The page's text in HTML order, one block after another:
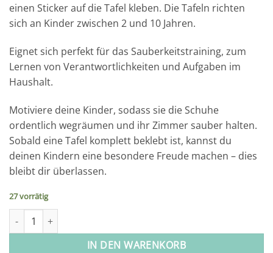
einen Sticker auf die Tafel kleben. Die Tafeln richten
sich an Kinder zwischen 2 und 10 Jahren.
Eignet sich perfekt für das Sauberkeitstraining, zum
Lernen von Verantwortlichkeiten und Aufgaben im
Haushalt.
Motiviere deine Kinder, sodass sie die Schuhe
ordentlich wegräumen und ihr Zimmer sauber halten.
Sobald eine Tafel komplett beklebt ist, kannst du
deinen Kindern eine besondere Freude machen – dies
bleibt dir überlassen.
27 vorrätig
Belohnungstafel Set für Kinder als Abreissblock 10 Blatt –
IN DEN WARENKORB